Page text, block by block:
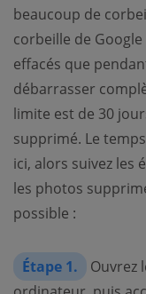
beaucoup de
corbeille de
effacés que
débarrasser
limite est de 30
supprimé. Le
ici, alors suivez les
les photos
possible :
Étape 1.
Ouvrez